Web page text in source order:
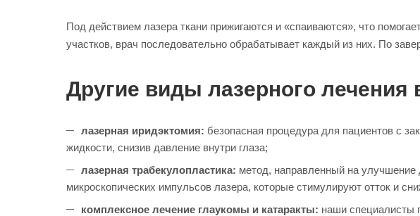
Под действием лазера ткани прижигаются и «спаиваются», что
участков, врач последовательно обрабатывает каждый из них. По
Другие виды лазерного лечения
лазерная иридэктомия: безопасная процедура для пациентов с
жидкости, снизив давление внутри глаза;
лазерная трабекулопластика: метод, направленный на улучшение
микроскопических импульсов лазера, которые стимулируют отток и
комплексное лечение глаукомы и катаракты: наши специалисты